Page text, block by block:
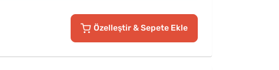
Özelleştir& Sepete Ekle